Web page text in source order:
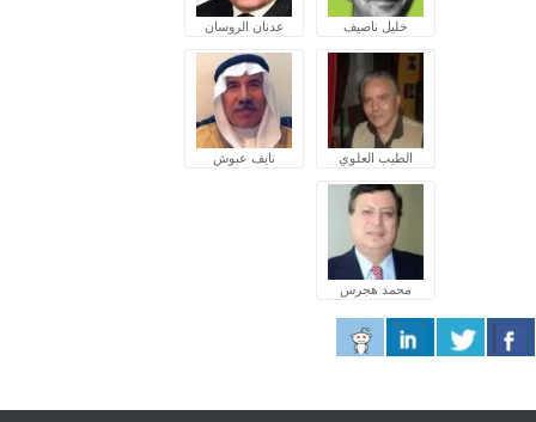
خليل ناصيف عدنان الروسان
الطيب العلوي نايف عبوش
محمد هجرس